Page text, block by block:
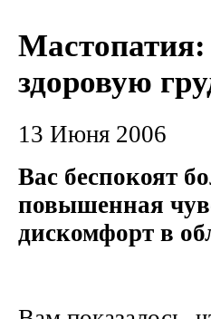
Мастопатия:
здоровую
13 Июня 2006
Вас беспокоят
повышенная
дискомфорт в